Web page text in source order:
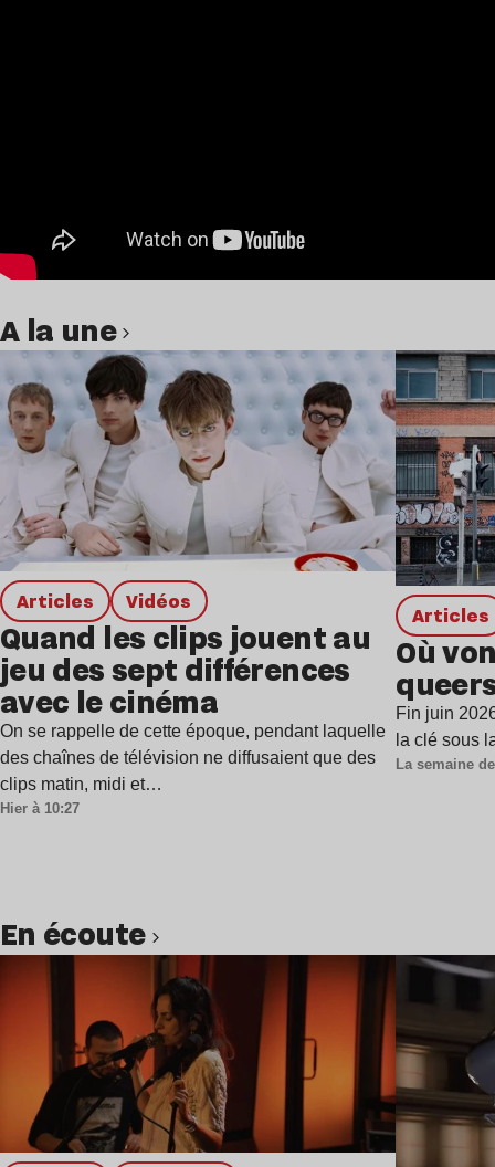
A la une
Articles Vidéos
Quand les clips jouent au
jeu des sept différences
avec le cinéma
On se rappelle de cette époque, pendant laquelle
des chaînes de télévision ne diffusaient que des
clips matin, midi et…
Hier à 10:27
Articles
Où
Fin juin
la clé sous
La semaine
Lire l’article
en écoute
Lire l’article